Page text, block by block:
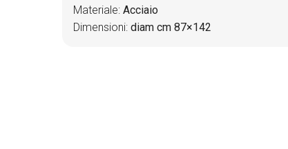
Materiale: Acciaio
Dimensioni: diam cm 87×142